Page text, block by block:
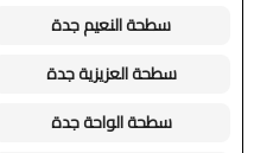
سطحة النعيم جدة
سطحة العزيزية جدة
سطحة الواحة جدة